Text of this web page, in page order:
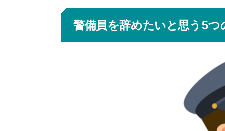
警備員を辞めたいと思う5つ